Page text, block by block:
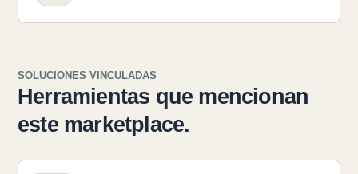
SOLUCIONES VINCULADAS
Herramientas que mencionan
este marketplace.